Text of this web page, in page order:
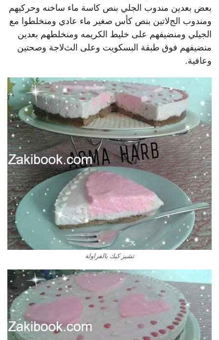
بعض بعدين مندوب الجلي بنص كاسة ماء ساخنه وحركيهم
ومندوب الجﻻتين بنص كأس صغير ماء عادي ومنخلطوا مع
الجيلي ومنضيفهم على خليط الكريمه ومنخلطهم بعدين
منضيفهم فوق طبقة البسكويت وعلى الثﻻجة وصحتين
وعافية.
تشيز كيك بالفراولة